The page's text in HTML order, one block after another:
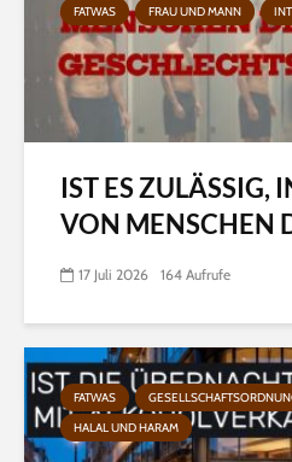
FATWAS FRAU UND MANN
IST ES ZULÄSSIG,
VON MENSCHEN
17 Juli 2026 164 Aufrufe
FATWAS
HALAL UND HARAM